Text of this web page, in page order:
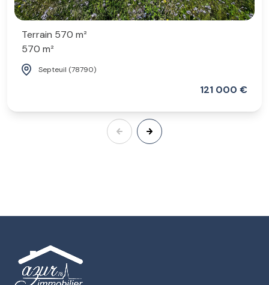
Terrain 570 m²
570 m²
Septeuil (78790)
121 000 €